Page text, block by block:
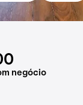
negócio